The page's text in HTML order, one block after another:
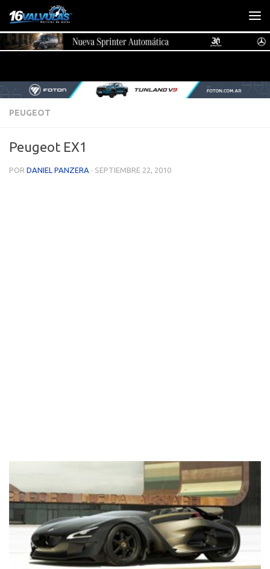
Saltar al contenido
PEUGEOT
Peugeot EX1
POR DANIEL PANZERA · SEPTIEMBRE 22, 2010